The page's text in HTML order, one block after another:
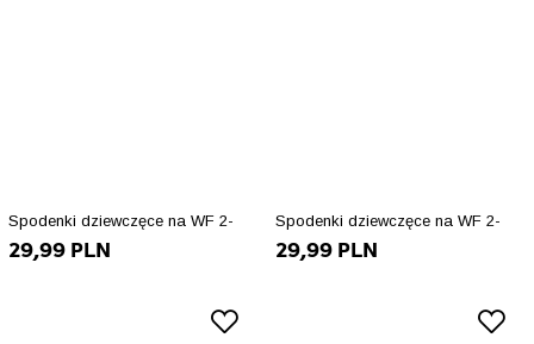
Spodenki dziewczęce na WF 2-
pak 146
29,99 PLN
Spodenki dziewczęce na WF 2-
pak 140
29,99 PLN